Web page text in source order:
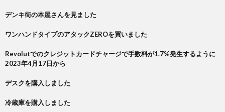
デンキ街の本屋さんを見ました
ワンハンドタイプのアタックZEROを買いました
Revolutでのクレジットカードチャージで手数料が1.7%発生するように
2023年4月17日から
デスクを購入しました
冷蔵庫を購入しました